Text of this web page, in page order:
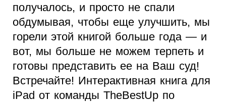
получалось, и просто не спали
обдумывая, чтобы еще улучшить, мы
горели этой книгой больше года — и
вот, мы больше не можем терпеть и
готовы представить ее на Ваш суд!
Встречайте! Интерактивная книга для
iPad от команды TheBestUp по